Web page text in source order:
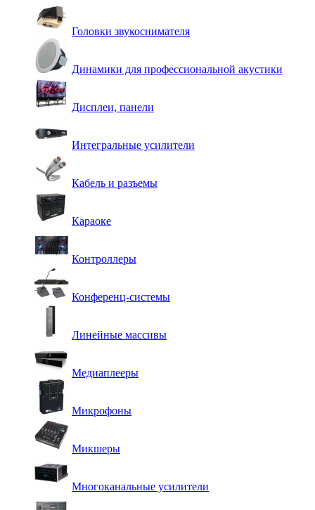
Головки звукоснимателя
Динамики для профессиональной акустики
Дисплеи, панели
Интегральные усилители
Кабель и разъемы
Караоке
Контроллеры
Конференц-системы
Линейные массивы
Медиаплееры
Микрофоны
Микшеры
Многоканальные усилители